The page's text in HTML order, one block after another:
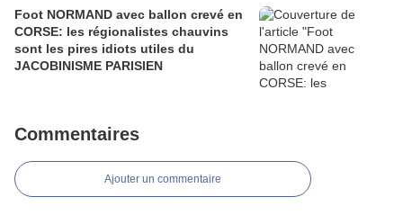
Foot NORMAND avec ballon crevé en
CORSE: les régionalistes chauvins
sont les pires idiots utiles du
JACOBINISME PARISIEN
Commentaires
Ajouter un commentaire